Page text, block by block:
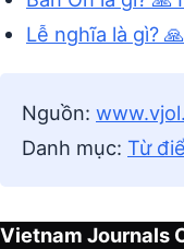
Lễ nghĩa là gì?
Nguồn:
Danh mục: Từ
Vietnam Journals